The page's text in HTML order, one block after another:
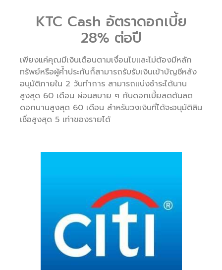
KTC Cash อัตราดอกเบี้ย
28% ต่อปี
เพียงแค่คุณมีเงินเดือนตามเงื่อนไขและไม่ต้องมีหลัก
ทรัพย์หรือผู้ค้ำประกันก็สามารถรับรับเงินเข้าบัญชีหลัง
อนุมัติภายใน 2 วันทำการ สามารถแบ่งชำระได้นาน
สูงสุด 60 เดือน ผ่อนสบาย ๆ กับดอกเบี้ยลดต้นลด
ดอกนานสูงสุด 60 เดือน สำหรับวงเงินที่ได้จะอนุมัติสิน
เชื่อสูงสุด 5 เท่าของรายได้